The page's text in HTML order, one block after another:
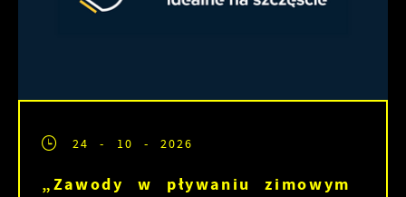
24 - 10 - 2026
„Zawody w pływaniu zimowym